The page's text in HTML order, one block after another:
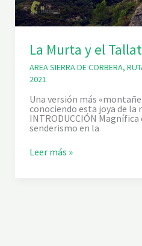
La Murta y el
AREA SIERRA DE CORBERA,
2021
Una versión más
conociendo esta joya de la
INTRODUCCIÓN Magnífica
senderismo en la
LLeer más »